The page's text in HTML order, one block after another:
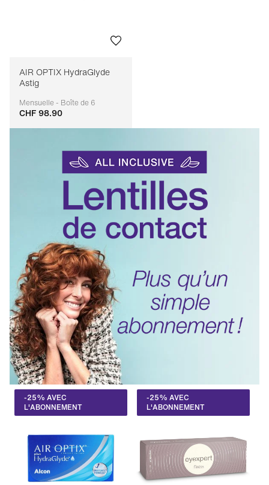
AIR OPTIX HydraGlyde
Astig
Mensuelle - Boîte de 6
Adaptable
CHF 98.90
-25% AVEC
L'ABONNEMENT
-25% AVEC
L'ABONNEMENT